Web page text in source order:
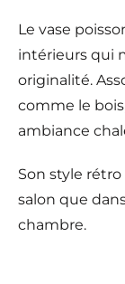
Le vase
intérieurs qui
originalité.
comme le
ambiance
Son style
salon que
chambre.